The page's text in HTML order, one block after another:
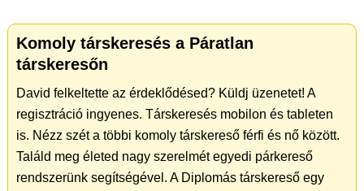
Komoly társkeresés a Páratlan
társkeresőn
David felkeltette az érdeklődésed? Küldj üzenetet! A
regisztráció ingyenes. Társkeresés mobilon és tableten
is. Nézz szét a többi komoly társkereső férfi és nő között.
Találd meg életed nagy szerelmét egyedi párkereső
rendszerünk segítségével. A Diplomás társkereső egy